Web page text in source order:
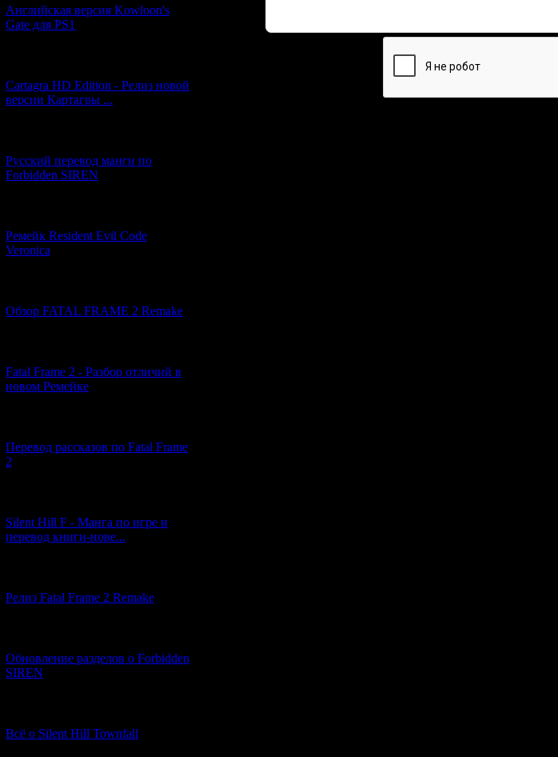
Английская версия Kowloon's
Gate для PS1
Cartagra HD Edition - Релиз новой
версии Картагры ...
Русский перевод манги по
Forbidden SIREN
Ремейк Resident Evil Code
Veronica
Обзор FATAL FRAME 2 Remake
Fatal Frame 2 - Разбор отличий в
новом Ремейке
Перевод рассказов по Fatal Frame
2
Silent Hill F - Манга по игре и
перевод книги-нове...
Релиз Fatal Frame 2 Remake
Обновление разделов о Forbidden
SIREN
Всё о Silent Hill Townfall